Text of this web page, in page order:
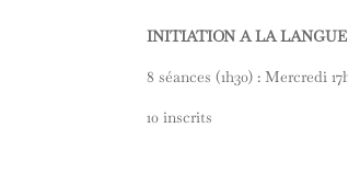
INITIATION A LA
8 séances (1h30) : Mercredi
10 inscrits